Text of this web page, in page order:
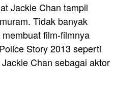
Jackie Chan tampil
Tidak banyak
film-filmnya
Story 2013 seperti
Chan sebagai aktor